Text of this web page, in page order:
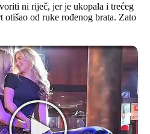
ni riječ, jer je ukopala i trećeg
otišao od ruke rođenog brata. Zato